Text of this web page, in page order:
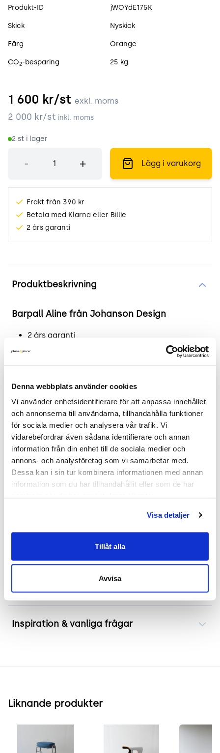
Denna webbplats använder cookies
Vi använder enhetsidentifierare för att anpassa innehållet
och annonserna till användarna, tillhandahålla funktioner
för sociala medier och analysera vår trafik. Vi
vidarebefordrar även sådana identifierare och annan
information från din enhet till de sociala medier och
annons- och analysföretag som vi samarbetar med.
Dessa kan i sin tur kombinera informationen med annan
information som du har tillhandahållit eller som de har
Visa detaljer
Tillåt alla
Avvisa
Produktspecifikation
Produkt-ID jWOYdE175K
Skick Nyskick
Färg Orange
CO2-besparing 25 kg
1 600 kr/st exkl. moms
2 000 kr/st inkl. moms
2 st i lager
- + Lägg i varukorg
Frakt från 390 kr
Betala med Klarna eller Billie
2 års garanti
Produktbeskrivning
Barpall Aline från Johanson Design
2 års garanti
Co2 besparing: 25 kg ☘️
Aline. En Frispråkig, men samtidigt väldigt
distinkt siluett för hela ramen. Metallremsorna
"drar" fötter, bas och fotstöd: en linje som
artikulerar och på så sätt förstärker pallens
karaktär och spelar en funktionell roll på samma
gång. Nypris ca 4000:-
Djup 450mm
Inspiration & vanliga frågar
Liknande produkter